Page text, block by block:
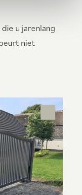
u jarenlang
niet